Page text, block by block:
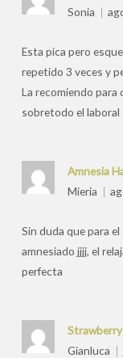
Sonia
Esta pica pero
repetido 3 veces y
La recomiendo para
sobretodo el laboral
Amnesia
Mieria
Sin duda que para
amnesiado jjjj, el
perfecta
Gianluca